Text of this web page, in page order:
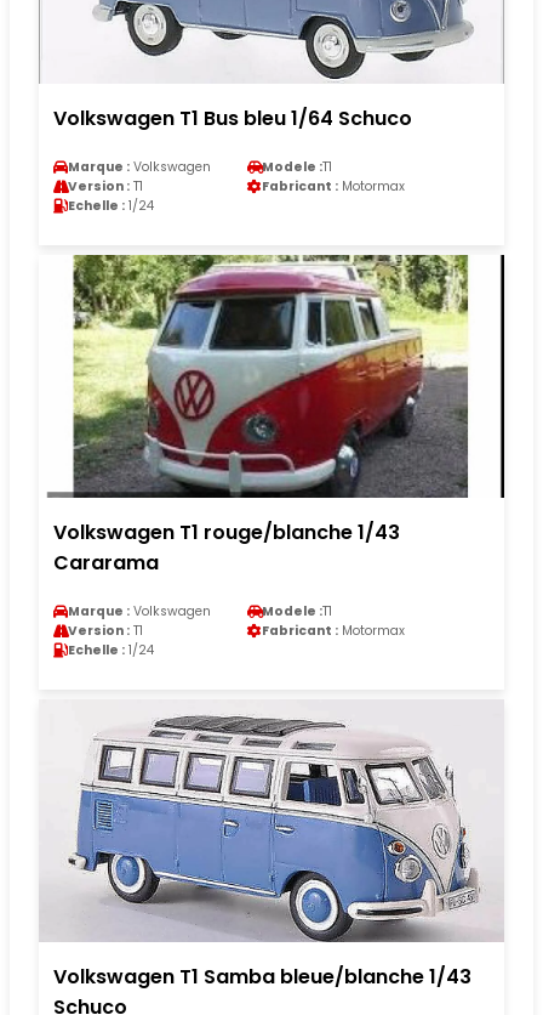
Volkswagen T1 Bus bleu 1/64 Schuco
Marque : Volkswagen Modele :T1
Version : T1 Fabricant : Motormax
Echelle : 1/24
Volkswagen T1 rouge/blanche 1/43
Cararama
Marque : Volkswagen Modele :T1
Version : T1 Fabricant : Motormax
Echelle : 1/24
Volkswagen T1 Samba bleue/blanche 1/43
Schuco